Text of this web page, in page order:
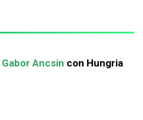
Gabor Ancsin con Hungria